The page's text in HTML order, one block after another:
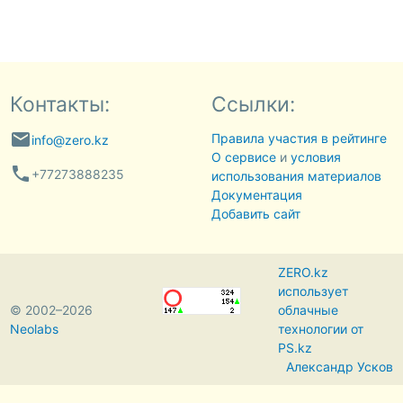
Контакты:
emailinfo@zero.kz
phone +77273888235
Ссылки:
Правила участия в рейтинге
О сервисеи условия
использования материалов
Документация
Добавить сайт
© 2002–2026
Neolabs
ZERO.kz
использует
облачные
технологии от
PS.kz
Александр Усков